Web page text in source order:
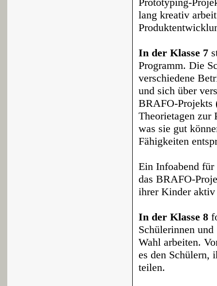
lang kreativ
In der Klasse 7
Programm. Die
verschiedene
und sich über
BRAFO-Projekts
Theorietagen zur
was sie gut
Fähigkeiten
Ein Infoabend
das BRAFO-
ihrer Kinder aktiv
In der Klasse 8
Schülerinnen
Wahl arbeiten.
es den Schülern,
teilen.